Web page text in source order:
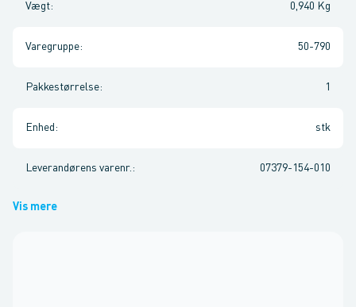
Vægt: 0,940 Kg
Varegruppe: 50-790
Pakkestørrelse: 1
Enhed : stk
Leverandørens varenr. : 07379-154-010
Vis mere